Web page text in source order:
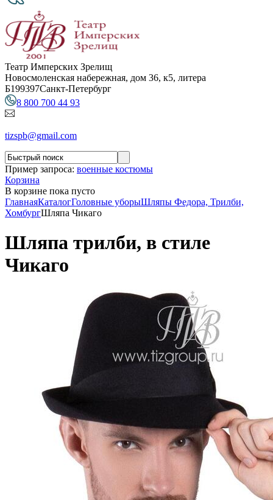
Театр Имперских Зрелищ
Новосмоленская набережная, дом 36, к5, литера
Б199397Санкт-Петербург
8 800 700 44 93
tizspb@gmail.com
Пример запроса: военные костюмы
Корзина
В корзине пока пусто
ГлавнаяКаталогГоловные уборыШляпы Федора, Трилби,
ХомбургШляпа Чикаго
Шляпа трилби, в стиле
Чикаго